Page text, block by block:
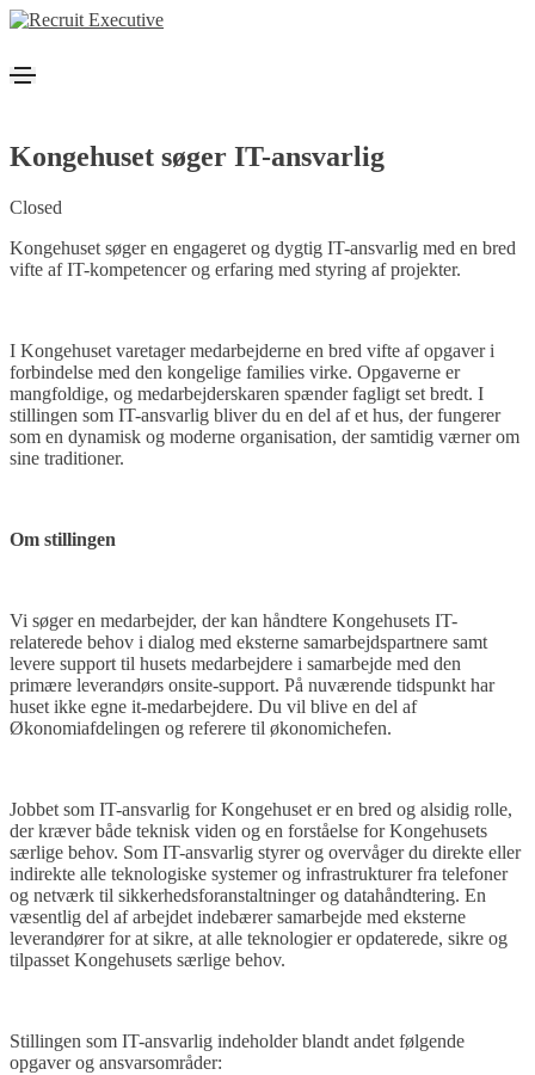
Kongehuset søger IT-ansvarlig
Closed
Kongehuset søger en engageret og dygtig IT-ansvarlig med en bred
vifte af IT-kompetencer og erfaring med styring af projekter.
I Kongehuset varetager medarbejderne en bred vifte af opgaver i
forbindelse med den kongelige families virke. Opgaverne er
mangfoldige, og medarbejderskaren spænder fagligt set bredt. I
stillingen som IT-ansvarlig bliver du en del af et hus, der fungerer
som en dynamisk og moderne organisation, der samtidig værner om
sine traditioner.
Om stillingen
Vi søger en medarbejder, der kan håndtere Kongehusets IT-
relaterede behov i dialog med eksterne samarbejdspartnere samt
levere support til husets medarbejdere i samarbejde med den
primære leverandørs onsite-support. På nuværende tidspunkt har
huset ikke egne it-medarbejdere. Du vil blive en del af
Økonomiafdelingen og referere til økonomichefen.
Jobbet som IT-ansvarlig for Kongehuset er en bred og alsidig rolle,
der kræver både teknisk viden og en forståelse for Kongehusets
særlige behov. Som IT-ansvarlig styrer og overvåger du direkte eller
indirekte alle teknologiske systemer og infrastrukturer fra telefoner
og netværk til sikkerhedsforanstaltninger og datahåndtering. En
væsentlig del af arbejdet indebærer samarbejde med eksterne
leverandører for at sikre, at alle teknologier er opdaterede, sikre og
tilpasset Kongehusets særlige behov.
Stillingen som IT-ansvarlig indeholder blandt andet følgende
opgaver og ansvarsområder: